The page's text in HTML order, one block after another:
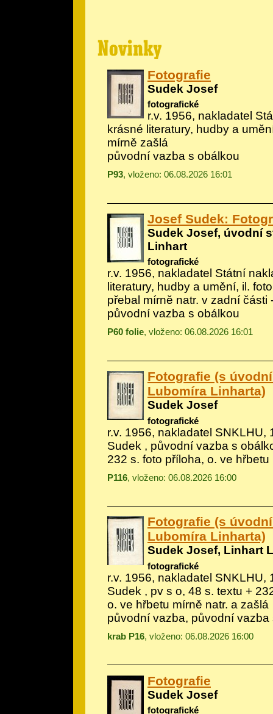
Fotografie
Sudek Josef
fotografické
r.v. 1956, nakladatel
krásné literatury, hudby a
mírně zašlá
původní vazba s obálkou
P93, vloženo: 06.08.2026 16:01
Josef Sudek:
Sudek Josef, úvodní
Linhart
fotografické
r.v. 1956, nakladatel Státní
literatury, hudby a umění, il.
přebal mírně natr. v zadní části
původní vazba s obálkou
P60 folie, vloženo: 06.08.2026 16:01
Fotografie (s
Lubomíra Linharta)
Sudek Josef
fotografické
r.v. 1956, nakladatel SNKLHU,
Sudek , původní vazba s
232 s. foto příloha, o. ve hřbetu
P116, vloženo: 06.08.2026 16:00
Fotografie (s
Lubomíra Linharta)
Sudek Josef, Linhart
fotografické
r.v. 1956, nakladatel SNKLHU,
Sudek , pv s o, 48 s. textu +
o. ve hřbetu mírně natr. a zašlá
původní vazba, původní vazba
krab P16, vloženo: 06.08.2026 16:00
Fotografie
Sudek Josef
fotografické